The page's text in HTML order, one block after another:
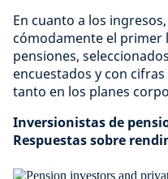
En cuanto a los
cómodamente el primer
pensiones,
encuestados y con
tanto en los planes
Inversionistas de
Respuestas sobre